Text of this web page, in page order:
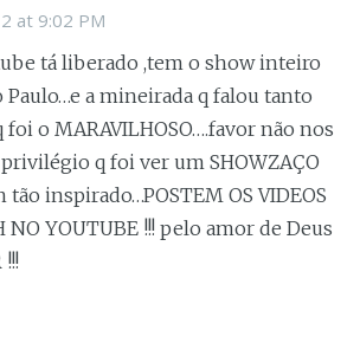
at 9:02 PM
tá liberado ,tem o show inteiro
Paulo…e a mineirada q falou tanto
o MARAVILHOSO….favor não nos
q foi ver um SHOWZAÇO
inspirado…POSTEM OS VIDEOS
NO YOUTUBE !!! pelo amor de Deus